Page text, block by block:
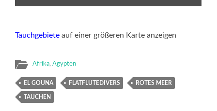
Tauchgebiete auf einer größeren Karte anzeigen
Afrika,Ägypten
EL GOUNA FLATFLUTEDIVERS ROTES MEER
TAUCHEN